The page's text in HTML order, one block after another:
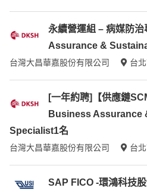
永續營運組 – 病媒防
Assurance &
台灣大昌華嘉股份有限公司 台
[一年約聘]【供應鏈
Business Assurance
Specialist1名
台灣大昌華嘉股份有限公司 台
SAP FICO -環鴻科技